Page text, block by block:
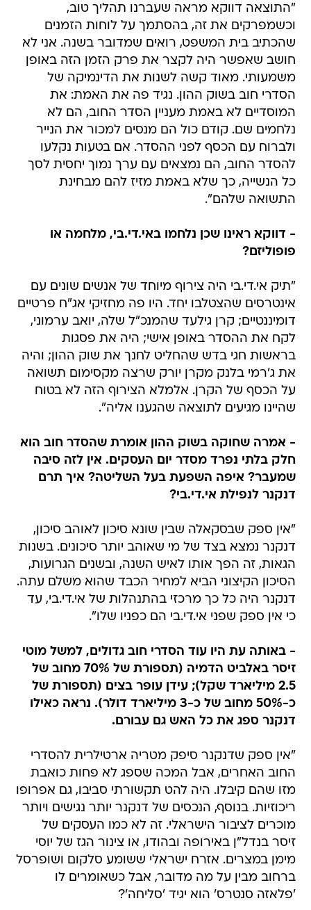
"התוצאה דווקא מראה שעברנו תהליך טוב,
וכשמפרקים את זה, בהסתמך על לוחות הזמנים
שהכתיב בית המשפט, רואים שמדובר בשנה. אני לא
חושב שאפשר היה לקצר את פרק הזמן הזה באופן
משמעותי. מאוד קשה לשנות את הדינמיקה של
הסדרי חוב בשוק ההון. נגיד פה את האמת: את
המוסדיים לא באמת מעניין הסדר החוב, הם לא
נלחמים שם. קודם כול הם מנסים למכור את הנייר
ולברוח עם הכסף לפני ההסדר. אם בטעות נקלעו
להסדר החוב, הם נמצאים עם ערך נמוך יחסית לסך
כל הנשייה, כך שלא באמת מזיז להם מבחינת
התשואה שלהם".
- דווקא ראינו שכן נלחמו באי.די.בי, מלחמה או
פופוליזם?
"תיק אי.די.בי היה צירוף מיוחד של אנשים שונים עם
אינטרסים שהצטלבו יחד. היו פה מחזיקי אג"ח פרטיים
דומיננטיים; קרן גילעד שהמנכ"ל שלה, יואב ערמוני,
לקח את ההסדר באופן אישי; היה את פסגות
בראשות חגי בדש שהחליט לחנך את שוק ההון; והיה
את ג'רמי בלנק מקרן יורק שרצה מקסימום תשואה
על הכסף של הקרן. אלמלא הצירוף הזה לא בטוח
שהיינו מגיעים לתוצאה שהגענו אליה".
- אמרה שחוקה בשוק ההון אומרת שהסדר חוב הוא
חלק בלתי נפרד מסדר יום העסקים. אין לזה סיבה
שמעבר? איפה השפעת בעל השליטה? איך תרם
דנקנר לנפילת אי.די.בי?
"אין ספק שבסקאלה שבין שונא סיכון לאוהב סיכון,
דנקנר נמצא בצד של מי שאוהב יותר סיכונים. בשנות
הגאות, זה הפך אותו לאיש השנה, ובשנים הגרועות,
הסיכון הקיצוני הביא למחיר הכבד שהוא משלם עתה.
דנקנר היה כל כך מרכזי בהתנהלות של אי.די.בי, עד
כי אין ספק שפני אי.די.בי הם כפניו שלו".
- באותה עת היו עוד הסדרי חוב גדולים, למשל מוטי
זיסר באלביט הדמיה (תספורת של 70% מחוב של
2.5 מיליארד שקל); עידן עופר בצים (תספורת של
כ-50% מחוב של כ-3 מיליארד דולר). נראה כאילו
דנקנר ספג את כל האש גם עבורם.
"אין ספק שדנקנר סיפק מטריה ארטילרית להסדרי
החוב האחרים, אבל המכה שספג לא פחות כואבת
מזו שהם קיבלו. היה להט תקשורתי סביבו, גם אפרופו
ריכוזיות. בנוסף, הנכסים של דנקנר יותר נגישים ויותר
מוכרים לציבור הישראלי. זה לא כמו העסקים של
זיסר בנדל"ן באירופה ובהודו, או צינור הגז של יוסי
מימן במצרים. אזרח ישראלי ששומע סלקום ושופרסל
ברחוב מבין על מה מדובר, אבל כשאומרים לו
'פלאזה סנטרס' הוא יגיד 'סליחה'?